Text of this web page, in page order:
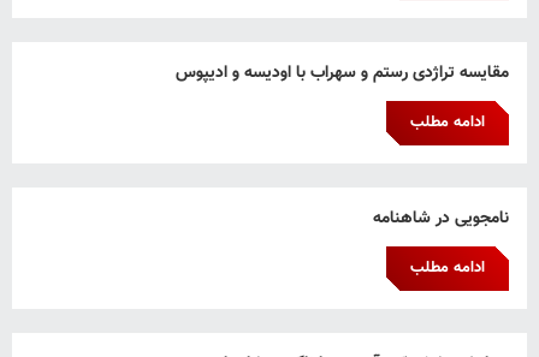
مقایسه تراژدی رستم و سهراب با اودیسه و ادیپوس
ادامه مطلب
نامجویی در شاهنامه
ادامه مطلب